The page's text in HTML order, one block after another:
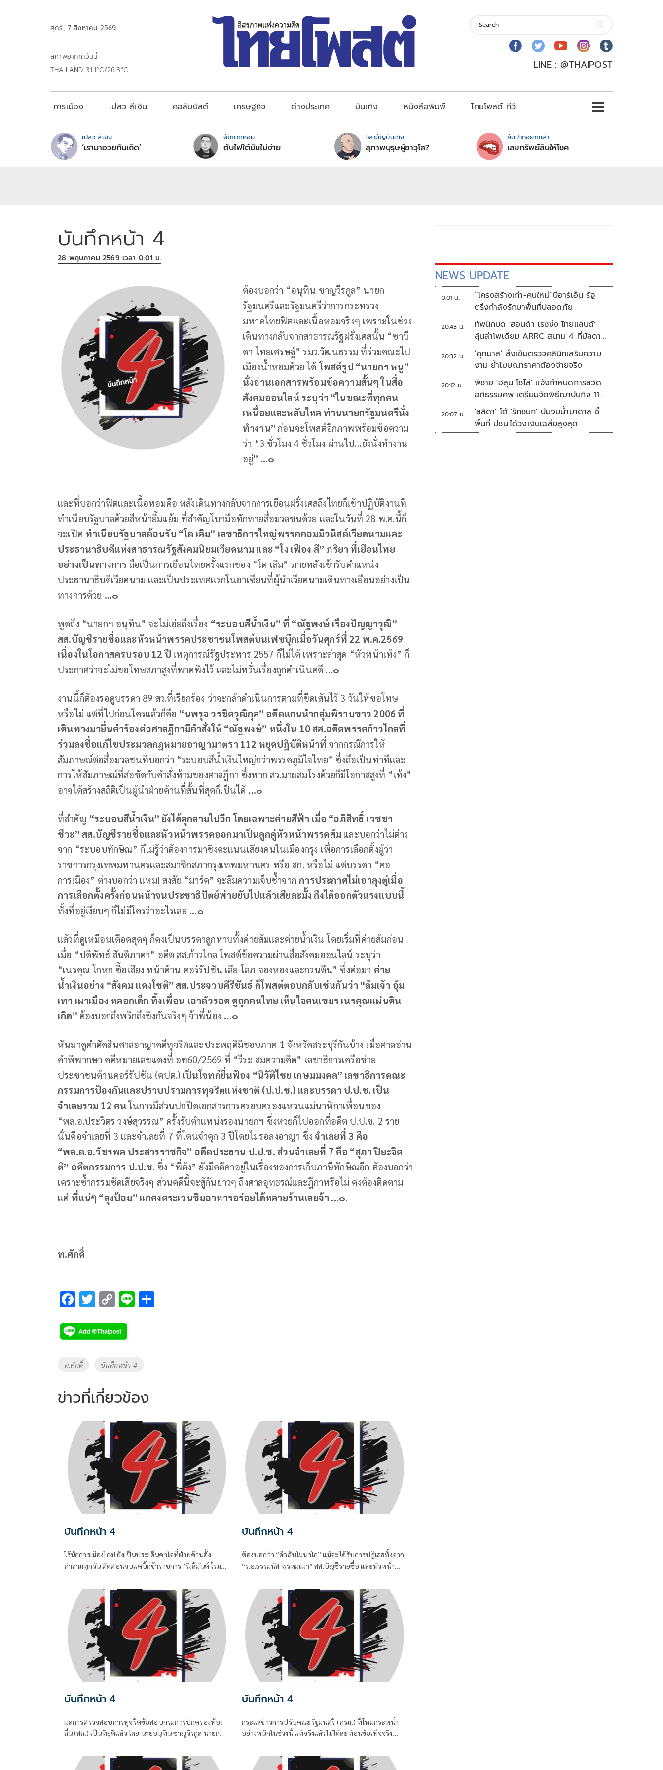
ศุกร์, 7 สิงหาคม 2569
สภาพอากาศวันนี้
THAILAND 31.1°C/26.3°C
LINE : @THAIPOST
การเมือง เปลว สีเงิน คอลัมนิสต์ เศรษฐกิจ ต่างประเทศ บันเทิง หนังสือพิมพ์ ไทยโพสต์ ทีวี
เปลว สีเงิน
‘เรามาอวยกันเถิด’
ผักกาดหอม
ดับไฟใต้มันไม่ง่าย
วิสามัญบันเทิง
สุภาพบุรุษผู้อาวุโส?
คันปากอยากเล่า
เลขทรัพย์สินให้โชค
บันทึกหน้า 4
28 พฤษภาคม 2569 เวลา 0:01 น.
ต้องบอกว่า “อนุทิน ชาญวีรกูล” นายก
รัฐมนตรีและรัฐมนตรีว่าการกระทรวง
มหาดไทยฟิตและเนื้อหอมจริงๆ เพราะในช่วง
เดินทางกลับจากสาธารณรัฐฝรั่งเศสนั้น “ซาบี
ดา ไทยเศรษฐ์” รมว.วัฒนธรรม ที่ร่วมคณะไป
เมืองน้ำหอมด้วย ได้โพสต์รูป “นายกฯ หนู”
นั่งอ่านเอกสารพร้อมข้อความสั้นๆ ในสื่อ
สังคมออนไลน์ ระบุว่า “ในขณะที่ทุกคน
เหนื่อยและหลับใหล ท่านนายกรัฐมนตรีนั่ง
ทำงาน”ก่อนจะโพสต์อีกภาพพร้อมข้อความ
ว่า “3 ชั่วโมง 4 ชั่วโมง ผ่านไป…ยังนั่งทำงาน
อยู่” …๐
และที่บอกว่าฟิตและเนื้อหอมคือ หลังเดินทางกลับจากการเยือนฝรั่งเศสถึงไทยก็เข้าปฏิบัติงานที่
ทำเนียบรัฐบาลด้วยสีหน้ายิ้มแย้ม ที่สำคัญโบกมือทักทายสื่อมวลชนด้วย และในวันที่ 28 พ.ค.นี้ก็
จะเปิด ทำเนียบรัฐบาลต้อนรับ “โต เลิม” เลขาธิการใหญ่พรรคคอมมิวนิสต์เวียดนามและ
ประธานาธิบดีแห่งสาธารณรัฐสังคมนิยมเวียดนาม และ “โง เฟือง ลี” ภริยา ที่เยือนไทย
อย่างเป็นทางการ ถือเป็นการเยือนไทยครั้งแรกของ “โต เลิม” ภายหลังเข้ารับตำแหน่ง
ประธานาธิบดีเวียดนาม และเป็นประเทศแรกในอาเซียนที่ผู้นำเวียดนามเดินทางเยือนอย่างเป็น
ทางการด้วย ...๐
พูดถึง “นายกฯ อนุทิน” จะไม่เอ่ยถึงเรื่อง “ระบอบสีน้ำเงิน” ที่ “ณัฐพงษ์ เรืองปัญญาวุฒิ”
สส.บัญชีรายชื่อและหัวหน้าพรรคประชาชนโพสต์บนเฟซบุ๊กเมื่อวันศุกร์ที่ 22 พ.ค.2569
เนื่องในโอกาสครบรอบ 12 ปี เหตุการณ์รัฐประหาร 2557 ก็ไม่ได้ เพราะล่าสุด “หัวหน้าเท้ง” ก็
ประกาศว่าจะไม่ขอโทษสภาสูงที่พาดพิงไว้ และไม่หวั่นเรื่องถูกดำเนินคดี ...๐
งานนี้ก็ต้องรอดูบรรดา 89 สว.ที่เรียกร้อง ว่าจะกล้าดำเนินการตามที่ขีดเส้นไว้ 3 วันให้ขอโทษ
หรือไม่ แต่ที่ไปก่อนใครแล้วก็คือ “นพรุจ วรชิตวุฒิกุล” อดีตแกนนำกลุ่มพิราบขาว 2006 ที่
เดินทางมายื่นคำร้องต่อศาลฎีกามีคำสั่งให้ “ณัฐพงษ์” หนึ่งใน 10สส.อดีตพรรคก้าวไกลที่
ร่วมลงชื่อแก้ไขประมวลกฎหมายอาญามาตรา 112 หยุดปฏิบัติหน้าที่ จากกรณีการให้
สัมภาษณ์ต่อสื่อมวลชนที่บอกว่า “ระบอบสีน้ำเงินใหญ่กว่าพรรคภูมิใจไทย” ซึ่งถือเป็นท่าทีและ
การให้สัมภาษณ์ที่ส่อขัดกับคำสั่งห้ามของศาลฎีกา ซึ่งหาก สว.มาผสมโรงด้วยก็มีโอกาสสูงที่ “เท้ง”
อาจได้สร้างสถิติเป็นผู้นำฝ่ายค้านที่สั้นที่สุดก็เป็นได้ ...๐
ที่สำคัญ “ระบอบสีน้ำเงิน” ยังได้ลุกลามไปอีก โดยเฉพาะค่ายสีฟ้า เมื่อ “อภิสิทธิ์ เวชชา
ชีวะ” สส.บัญชีรายชื่อและหัวหน้าพรรคออกมาเป็นลูกคู่หัวหน้าพรรคส้ม และบอกว่าไม่ต่าง
จาก “ระบอบทักษิณ” ก็ไม่รู้ว่าต้องการมาชิงคะแนนเสียงคนในเมืองกรุง เพื่อการเลือกตั้งผู้ว่า
ราชการกรุงเทพมหานครและสมาชิกสภากรุงเทพมหานคร หรือ สก. หรือไม่ แต่บรรดา “คอ
การเมือง” ต่างบอกว่า แหม! สงสัย “มาร์ค” จะลืมความเจ็บช้ำจากการประกาศไม่เอาลุงตู่เมื่อ
การเลือกตั้งครั้งก่อนหน้าจนประชาธิปัตย์พ่ายยับไปแล้วเสียละมั้ง ถึงได้ออกตัวแรงแบบนี้
ทั้งที่อยู่เงียบๆ ก็ไม่มีใครว่าอะไรเลย ...๐
แล้วที่ดูเหมือนเดือดสุดๆ ก็คงเป็นบรรดาลูกหาบทั้งค่ายส้มและค่ายน้ำเงิน โดยเริ่มที่ค่ายส้มก่อน
เมื่อ “ปดิพัทธ์ สันติภาดา” อดีต สส.ก้าวไกล โพสต์ข้อความผ่านสื่อสังคมออนไลน์ ระบุว่า
“เนรคุณ โกหก ซื้อเสียง หน้าด้าน คอร์รัปชัน เลีย โลภ จองหองและกวนตีน” ซึ่งต่อมา ค่าย
น้ำเงินอย่าง “สังคม แดงโชติ” สส.ประจวบคีรีขันธ์ ก็โพสต์ตอบกลับเช่นกันว่า “ล้มเจ้า อุ้ม
เทา เผาเมือง หลอกเด็ก ทิ้งเพื่อน เอาตัวรอด ดูถูกคนไทย เห็นใจคนเขมร เนรคุณแผ่นดิน
เกิด” ต้องบอกถึงพริกถึงขิงกันจริงๆ จ้าพี่น้อง ...๐
หันมาดูคำตัดสินศาลอาญาคดีทุจริตและประพฤติมิชอบภาค 1 จังหวัดสระบุรีกันบ้าง เมื่อศาลอ่าน
คำพิพากษา คดีหมายเลขแดงที่ อท60/2569 ที่ “วีระ สมความคิด” เลขาธิการเครือข่าย
ประชาชนต้านคอร์รัปชัน (คปต.) เป็นโจทก์ยื่นฟ้อง “นิวัติไชย เกษมมงคล” เลขาธิการคณะ
กรรมการป้องกันและปราบปรามการทุจริตแห่งชาติ (ป.ป.ช.) และบรรดา ป.ป.ช. เป็น
จำเลยรวม 12 คนในการมีส่วนปกปิดเอกสารการครอบครองแหวนแม่นาฬิกาเพื่อนของ
“พล.อ.ประวิตร วงษ์สุวรรณ” ครั้งรับตำแหน่งรองนายกฯ ซึ่งหวยก็ไปออกที่อดีต ป.ป.ช. 2 ราย
นั่นคือจำเลยที่ 3 และจำเลยที่ 7 ที่โดนจำคุก 3 ปีโดยไม่รอลงอาญา ซึ่ง จำเลยที่ 3 คือ
“พล.ต.อ.วัชรพล ประสารราชกิจ” อดีตประธาน ป.ป.ช. ส่วนจำเลยที่ 7 คือ “สุภา ปิยะจิต
ติ” อดีตกรรมการ ป.ป.ช. ซึ่ง “พี่ด้ง” ยังมีคดีคาอยู่ในเรื่องของการเก็บภาษีทักษิณอีก ต้องบอกว่า
เคราะซ้ำกรรมซัดเสียจริงๆ ส่วนคดีนี้จะสู้กันยาวๆ ถึงศาลอุทธรณ์และฎีกาหรือไม่ คงต้องติดตาม
แต่ ที่แน่ๆ “ลุงป้อม” แกคงตระเวนชิมอาหารอร่อยได้หลายร้านเลยจ้า ...๐.
ท.ศักดิ์
F
e
b
o
k
T
tt
er
C
p
y
Li
k
Li
Tags
ท.ศักดิ์ บันทึกหน้า-4
ข่าวที่เกี่ยวข้อง
บันทึกหน้า 4
ไร้นักการเมืองโกง! ยังเป็นประเด็นคาใจที่ฝ่ายค้านตั้ง
คำถามทุกวัน ตัดตอนจบแค่บิ๊กข้าราชการ "รังสิมันต์ โรม"
กรรมาธิการการกฎหมาย การยุติธรรรมและสิทธิมนุษยชน
บันทึกหน้า 4
ต้องบอกว่า “ดีลลับโมนาโก” แม้จะได้รับการปฏิเสธทั้งจาก
“ร.อ.ธรรมนัส พรหมเผ่า” สส.บัญชีรายชื่อ และหัวหน้า
นายกรัฐมนตรี ที่ปัจจุบันรั้งเก้าอี้ที่ปรึกษาพรรคเพื่อไทย
ไปแล้ว แต่เมื่อมีควันย่อมมีไฟอย่างไรอย่างนั้น จึงทำให้
“อนุทิน ชาญวีรกูล” นายกรัฐมนตรีและรัฐมนตรีว่าการ
กระทรวงมหาดไทยถึงกับประกาศกลางวงประชุมคณะ
รัฐมนตรีในวันพุธที่ 5 สิงหาคม
บันทึกหน้า 4
ผลการตรวจสอบการทุจริตข้อสอบกรมการปกครองท้อง
ถิ่น (สถ.) เป็นที่ยุติแล้ว โดย นายอนุทิน ชาญวีรกูล นายก
ดำเนินการทุกอย่างที่ควรทำหมดแล้ว จบแล้ว
บันทึกหน้า 4
กระแสข่าวการปรับคณะรัฐมนตรี (ครม.) ที่โหมกระหน่ำ
อย่างหนักในช่วงนี้ แท้จริงแล้วไม่ได้สะท้อนข้อเท็จจริง
ที่ถูกขับเคลื่อนจากสองทางหลัก คือกลุ่มคนนอกที่ไม่ชอบ
รัฐบาล พยายามดิสเครดิตเพื่อสร้างความสั่นคลอน และ
NEWS UPDATE
0:01 น.
“โครงสร้างเก่า-คนใหม่”บีอาร์เอ็น รัฐ
ตรึงกำลังรักษาพื้นที่ปลอดภัย
20:43 น.
ทัพนักบิด 'ฮอนด้า เรซซิ่ง ไทยแลนด์'
ลุ้นล่าโพเดียม ARRC สนาม 4 ที่มัลดาลิ
กา
20:32 น.
‘ศุภมาส’ สั่งเข้มตรวจคลินิกเสริมความ
งาม ย้ำโฆษณาราคาต้องจ่ายจริง
20:12 น.
พี่ชาย 'ฮลุน โซโล่' แจ้งกำหนดการสวด
อภิธรรมศพ เตรียมจัดพิธีฌาปนกิจ 11
ส.ค.
20:07 น.
'ลลิดา' โต้ 'รักชนก' ปมงบน้ำบาดาล ชี้
พื้นที่ ปชน.ได้วงเงินเฉลี่ยสูงสุด